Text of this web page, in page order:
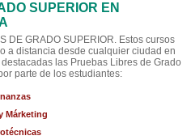
SUPERIOR EN
DE GRADO SUPERIOR. Estos cursos
a distancia desde cualquier ciudad en
las Pruebas Libres de Grado
parte de los estudiantes:
Márketing